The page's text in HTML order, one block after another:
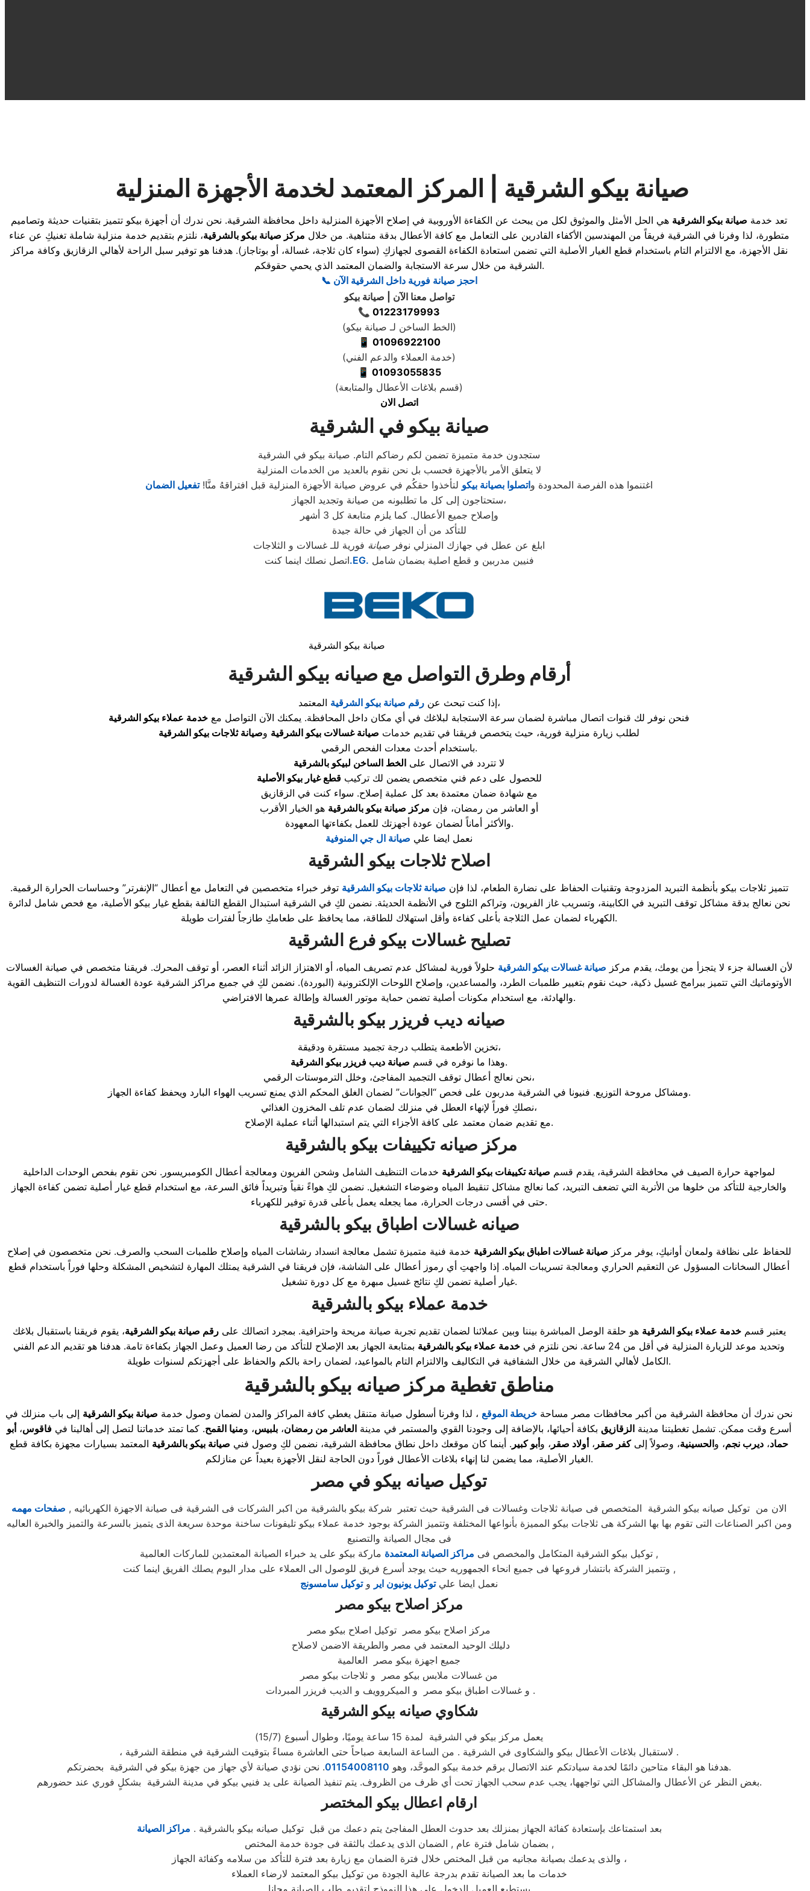
صيانة بيكو الشرقية | المركز المعتمد لخدمة الأجهزة المنزلية
تعد خدمة صيانة بيكو الشرقية هي الحل الأمثل والموثوق لكل من يبحث عن الكفاءة الأوروبية في إصلاح الأجهزة المنزلية داخل محافظة الشرقية. نحن ندرك أن أجهزة بيكو تتميز بتقنيات حديثة وتصاميم
متطورة، لذا وفرنا في الشرقية فريقاً من المهندسين الأكفاء القادرين على التعامل مع كافة الأعطال بدقة متناهية. من خلال مركز صيانة بيكو بالشرقية، نلتزم بتقديم خدمة منزلية شاملة تغنيكِ عن عناء
نقل الأجهزة، مع الالتزام التام باستخدام قطع الغيار الأصلية التي تضمن استعادة الكفاءة القصوى لجهازكِ (سواء كان ثلاجة، غسالة، أو بوتاجاز). هدفنا هو توفير سبل الراحة لأهالي الزقازيق وكافة مراكز
الشرقية من خلال سرعة الاستجابة والضمان المعتمد الذي يحمي حقوقكم.
📞 احجز صيانة فورية داخل الشرقية الآن
تواصل معنا الآن | صيانة بيكو
📞 01223179993
(الخط الساخن لـ صيانة بيكو)
📱 01096922100
(خدمة العملاء والدعم الفني)
📱 01093055835
(قسم بلاغات الأعطال والمتابعة)
اتصل الان
صيانة بيكو في الشرقية
ستجدون خدمة متميزة تضمن لكم رضاكم التام. صيانة بيكو في الشرقية
لا يتعلق الأمر بالأجهزة فحسب بل نحن نقوم بالعديد من الخدمات المنزلية
اغتنموا هذه الفرصة المحدودة واتصلوا بصيانة بيكو لتأخذوا حقكُم في عروض صيانة الأجهزة المنزلية قبل افتراقهُ منَّا!تفعيل الضمان
ستحتاجون إلى كل ما تطلبونه من صيانة وتجديد الجهاز،
وإصلاح جميع الأعطال. كما يلزم متابعة كل 3 أشهر
للتأكد من أن الجهاز في حالة جيدة
ابلغ عن عطل في جهازك المنزلي نوفر صيانة فورية للـ غسالات و الثلاجات
اتصل نصلك اينما كنت.EG. فنيين مدربين و قطع اصلية بضمان شامل
صيانة بيكو الشرقية
أرقام وطرق التواصل مع صيانه بيكو الشرقية
إذا كنت تبحث عنرقم صيانة بيكو الشرقية
المعتمد،
فنحن نوفر لك قنوات اتصال مباشرة لضمان سرعة الاستجابة لبلاغك في أي مكان داخل المحافظة. يمكنك الآن التواصل مع خدمة عملاء بيكو الشرقية
لطلب زيارة منزلية فورية، حيث يتخصص فريقنا في تقديم خدمات صيانة غسالات بيكو الشرقية وصيانة ثلاجات بيكو الشرقية
باستخدام أحدث معدات الفحص الرقمي.
لا تتردد في الاتصال على الخط الساخن لبيكو بالشرقية
للحصول على دعم فني متخصص يضمن لك تركيبقطع غيار بيكو الأصلية
مع شهادة ضمان معتمدة بعد كل عملية إصلاح. سواء كنت في الزقازيق
أو العاشر من رمضان، فإن مركز صيانة بيكو بالشرقية هو الخيار الأقرب
والأكثر أماناً لضمان عودة أجهزتك للعمل بكفاءتها المعهودة.
نعمل ايضا علي صيانة ال جي المنوفية
اصلاح ثلاجات بيكو الشرقية
تتميز ثلاجات بيكو بأنظمة التبريد المزدوجة وتقنيات الحفاظ على نضارة الطعام، لذا فإن صيانة ثلاجات بيكو الشرقية توفر خبراء متخصصين في التعامل مع أعطال “الإنفرتر” وحساسات الحرارة الرقمية.
نحن نعالج بدقة مشاكل توقف التبريد في الكابينة، وتسريب غاز الفريون، وتراكم الثلوج في الأنظمة الحديثة. نضمن لكِ في الشرقية استبدال القطع التالفة بقطع غيار بيكو الأصلية، مع فحص شامل لدائرة
الكهرباء لضمان عمل الثلاجة بأعلى كفاءة وأقل استهلاك للطاقة، مما يحافظ على طعامكِ طازجاً لفترات طويلة.
تصليح غسالات بيكو فرع الشرقية
لأن الغسالة جزء لا يتجزأ من يومك، يقدم مركز صيانة غسالات بيكو الشرقية حلولاً فورية لمشاكل عدم تصريف المياه، أو الاهتزاز الزائد أثناء العصر، أو توقف المحرك. فريقنا متخصص في صيانة الغسالات
الأوتوماتيك التي تتميز ببرامج غسيل ذكية، حيث نقوم بتغيير طلمبات الطرد، والمساعدين، وإصلاح اللوحات الإلكترونية (البوردة). نضمن لكِ في جميع مراكز الشرقية عودة الغسالة لدورات التنظيف القوية
والهادئة، مع استخدام مكونات أصلية تضمن حماية موتور الغسالة وإطالة عمرها الافتراضي.
صيانه ديب فريزر بيكو بالشرقية
تخزين الأطعمة يتطلب درجة تجميد مستقرة ودقيقة،
وهذا ما نوفره في قسم صيانة ديب فريزر بيكو الشرقية
.
نحن نعالج أعطال توقف التجميد المفاجئ، وخلل الترموستات الرقمي،
ومشاكل مروحة التوزيع. فنيونا في الشرقية مدربون على فحص “الجوانات” لضمان الغلق المحكم الذي يمنع تسريب الهواء البارد ويحفظ كفاءة الجهاز.
نصلكِ فوراً لإنهاء العطل في منزلك لضمان عدم تلف المخزون الغذائي،
مع تقديم ضمان معتمد على كافة الأجزاء التي يتم استبدالها أثناء عملية الإصلاح.
مركز صيانه تكييفات بيكو بالشرقية
لمواجهة حرارة الصيف في محافظة الشرقية، يقدم قسم صيانة تكييفات بيكو الشرقية خدمات التنظيف الشامل وشحن الفريون ومعالجة أعطال الكومبريسور. نحن نقوم بفحص الوحدات الداخلية
والخارجية للتأكد من خلوها من الأتربة التي تضعف التبريد، كما نعالج مشاكل تنقيط المياه وضوضاء التشغيل. نضمن لكِ هواءً نقياً وتبريداً فائق السرعة، مع استخدام قطع غيار أصلية تضمن كفاءة الجهاز
حتى في أقسى درجات الحرارة، مما يجعله يعمل بأعلى قدرة توفير للكهرباء.
صيانه غسالات اطباق بيكو بالشرقية
للحفاظ على نظافة ولمعان أوانيكِ، يوفر مركز صيانة غسالات اطباق بيكو الشرقية خدمة فنية متميزة تشمل معالجة انسداد رشاشات المياه وإصلاح طلمبات السحب والصرف. نحن متخصصون في إصلاح
أعطال السخانات المسؤول عن التعقيم الحراري ومعالجة تسريبات المياه. إذا واجهتِ أي رموز أعطال على الشاشة، فإن فريقنا في الشرقية يمتلك المهارة لتشخيص المشكلة وحلها فوراً باستخدام قطع
غيار أصلية تضمن لكِ نتائج غسيل مبهرة مع كل دورة تشغيل.
خدمة عملاء بيكو بالشرقية
يعتبر قسمخدمة عملاء بيكو الشرقية هو حلقة الوصل المباشرة بيننا وبين عملائنا لضمان تقديم تجربة صيانة مريحة واحترافية. بمجرد اتصالك علىرقم صيانة بيكو الشرقية، يقوم فريقنا باستقبال بلاغك
وتحديد موعد للزيارة المنزلية في أقل من 24 ساعة. نحن نلتزم في
خدمة عملاء بيكو بالشرقية بمتابعة الجهاز بعد الإصلاح للتأكد من رضا العميل وعمل الجهاز بكفاءة تامة. هدفنا هو تقديم الدعم الفني
الكامل لأهالي الشرقية من خلال الشفافية في التكاليف والالتزام التام بالمواعيد، لضمان راحة بالكم والحفاظ على أجهزتكم لسنوات طويلة.
مناطق تغطية مركز صيانه بيكو بالشرقية
نحن ندرك أن محافظة الشرقية من أكبر محافظات مصر مساحة خريطة الموقع ، لذا وفرنا أسطول صيانة متنقل يغطي كافة المراكز والمدن لضمان وصول خدمة صيانة بيكو الشرقية إلى باب منزلك في
أسرع وقت ممكن. تشمل تغطيتنا مدينة الزقازيق بكافة أحيائها، بالإضافة إلى وجودنا القوي والمستمر في مدينة العاشر من رمضان، بلبيس، ومنيا القمح. كما تمتد خدماتنا لتصل إلى أهالينا في فاقوس، أبو
حماد، ديرب نجم، والحسينية، وصولاً إلىكفر صقر ، أولاد صقر ، وأبو كبير . أينما كان موقعك داخل نطاق محافظة الشرقية، نضمن لكِ وصول فني صيانة بيكو بالشرقية المعتمد بسيارات مجهزة بكافة قطع
الغيار الأصلية، مما يضمن لنا إنهاء بلاغات الأعطال فوراً دون الحاجة لنقل الأجهزة بعيداً عن منازلكم.
توكيل صيانه بيكو في مصر
الان من توكيل صيانه بيكو الشرقية المتخصص فى صيانة ثلاجات وغسالات فى الشرقية حيث تعتبر شركة بيكو بالشرقية من اكبر الشركات فى الشرقية فى صيانة الاجهزة الكهربائيه , صفحات مهمه
ومن اكبر الصناعات التى تقوم بها بها الشركة هى ثلاجات بيكو المميزة بأنواعها المختلفة وتتميز الشركة بوجود خدمة عملاء بيكو تليفونات ساخنة موحدة سريعة الذى يتميز بالسرعة والتميز والخبرة العاليه
فى مجال الصيانة والتصنيع
توكيل بيكو الشرقية المتكامل والمخصص فى مراكز الصيانة المعتمدة
ماركة بيكو على يد خبراء الصيانة المعتمدين للماركات العالمية ,
وتتميز الشركة بانتشار فروعها فى جميع انحاء الجمهوريه حيث يوجد أسرع فريق للوصول الى العملاء على مدار اليوم يصلك الفريق اينما كنت ,
نعمل ايضا عليتوكيل يونيون اير وتوكيل سامسونج
مركز اصلاح بيكو مصر
مركز اصلاح بيكو مصر توكيل اصلاح بيكو مصر
دليلك الوحيد المعتمد في مصر والطريقة الاضمن لاصلاح
جميع اجهزة بيكو مصر العالمية
من غسالات ملابس بيكو مصر و ثلاجات بيكو مصر
و غسالات اطباق بيكو مصر و الميكروويف و الديب فريزر المبردات .
شكاوي صيانه بيكو الشرقية
يعمل مركز بيكو في الشرقية لمدة 15 ساعة يوميًا، وطوال أسبوع (15/7)
، لاستقبال بلاغات الأعطال بيكو والشكاوى في الشرقية . من الساعة السابعة صباحاً حتى العاشرة مساءً بتوقيت الشرقية في منطقة الشرقية .
هدفنا هو البقاء متاحين دائمًا لخدمة سيادتكم عند الاتصال برقم خدمة بيكو الموحَّد، وهو 01154008110
. نحن نؤدي صيانة لأي جهاز من جهزة بيكو في الشرقية بحضرتكم.
بغض النظر عن الأعطال والمشاكل التي تواجهها، يجب عدم سحب الجهاز تحت أي ظرف من الظروف. يتم تنفيذ الصيانة على يد فنيي بيكو في مدينة الشرقية بشكلٍ فوري عند حضورهم.
ارقام اعطال بيكو المختصر
بعد استمتاعك بإستعادة كفائة الجهاز بمنزلك بعد حدوث العطل المفاجئ يتم دعمك من قبل توكيل صيانه بيكو بالشرقية . مراكز الصيانة
بضمان شامل فترة عام , الضمان الذى يدعمك بالثقة فى جودة خدمة المختص ,
والذى يدعمك بصيانة مجانيه من قبل المختص خلال فترة الضمان مع زيارة بعد فترة للتأكد من سلامه وكفائة الجهاز ،
خدمات ما بعد الصيانة تقدم بدرجة عالية الجودة من توكيل بيكو المعتمد لارضاء العملاء
يستطيع العميل الدخول على هذا النموذج لتقديم طلب الصيانة مجانا